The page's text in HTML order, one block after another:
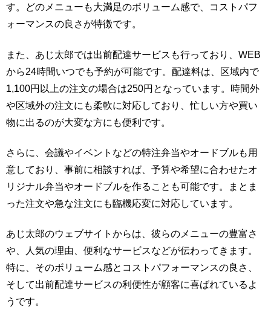
す。どのメニューも大満足のボリューム感で、コストパフ
ォーマンスの良さが特徴です。
また、あじ太郎では出前配達サービスも行っており、WEB
から24時間いつでも予約が可能です。配達料は、区域内で
1,100円以上の注文の場合は250円となっています。時間外
や区域外の注文にも柔軟に対応しており、忙しい方や買い
物に出るのが大変な方にも便利です。
さらに、会議やイベントなどの特注弁当やオードブルも用
意しており、事前に相談すれば、予算や希望に合わせたオ
リジナル弁当やオードブルを作ることも可能です。まとま
った注文や急な注文にも臨機応変に対応しています。
あじ太郎のウェブサイトからは、彼らのメニューの豊富さ
や、人気の理由、便利なサービスなどが伝わってきます。
特に、そのボリューム感とコストパフォーマンスの良さ、
そして出前配達サービスの利便性が顧客に喜ばれているよ
うです。